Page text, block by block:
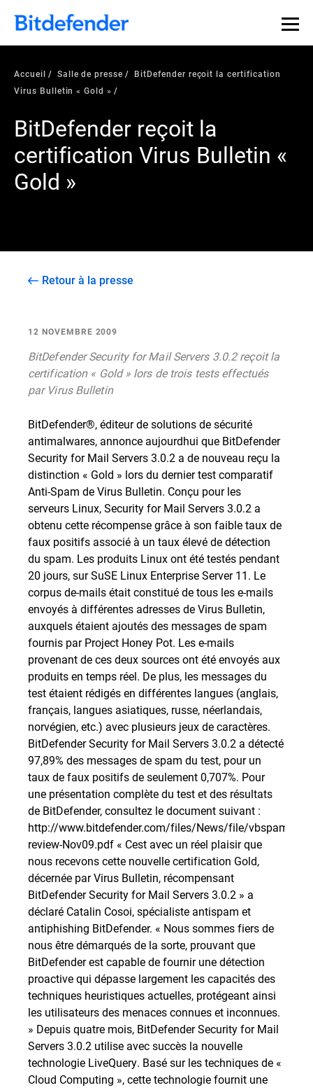
Accueil Salle de presse
BitDefender reçoit la certification
Virus Bulletin « Gold »
BitDefender reçoit la
certification Virus Bulletin «
Gold »
Retour à la presse
12 NOVEMBRE 2009
BitDefender Security for Mail Servers 3.0.2 reçoit la
certification « Gold » lors de trois tests effectués
par Virus Bulletin
BitDefender®, éditeur de solutions de sécurité
antimalwares, annonce aujourdhui que BitDefender
Security for Mail Servers 3.0.2 a de nouveau reçu la
distinction « Gold » lors du dernier test comparatif
Anti-Spam de Virus Bulletin. Conçu pour les
serveurs Linux, Security for Mail Servers 3.0.2 a
obtenu cette récompense grâce à son faible taux de
faux positifs associé à un taux élevé de détection
du spam. Les produits Linux ont été testés pendant
20 jours, sur SuSE Linux Enterprise Server 11. Le
corpus de-mails était constitué de tous les e-mails
envoyés à différentes adresses de Virus Bulletin,
auxquels étaient ajoutés des messages de spam
fournis par Project Honey Pot. Les e-mails
provenant de ces deux sources ont été envoyés aux
produits en temps réel. De plus, les messages du
test étaient rédigés en différentes langues (anglais,
français, langues asiatiques, russe, néerlandais,
norvégien, etc.) avec plusieurs jeux de caractères.
BitDefender Security for Mail Servers 3.0.2 a détecté
97,89% des messages de spam du test, pour un
taux de faux positifs de seulement 0,707%. Pour
une présentation complète du test et des résultats
de BitDefender, consultez le document suivant :
http://www.bitdefender.com/files/News/file/vbspam-
review-Nov09.pdf « Cest avec un réel plaisir que
nous recevons cette nouvelle certification Gold,
décernée par Virus Bulletin, récompensant
BitDefender Security for Mail Servers 3.0.2 » a
déclaré Catalin Cosoi, spécialiste antispam et
antiphishing BitDefender. « Nous sommes fiers de
nous être démarqués de la sorte, prouvant que
BitDefender est capable de fournir une détection
proactive qui dépasse largement les capacités des
techniques heuristiques actuelles, protégeant ainsi
les utilisateurs des menaces connues et inconnues.
» Depuis quatre mois, BitDefender Security for Mail
Servers 3.0.2 utilise avec succès la nouvelle
technologie LiveQuery. Basé sur les techniques de «
Cloud Computing », cette technologie fournit une